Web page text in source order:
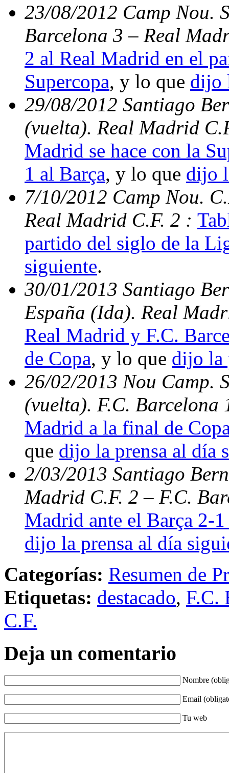
23/08/2012 Camp Nou.
Barcelona 3 – Real
2 al Real Madrid en el
Supercopa, y lo que dijo
29/08/2012 Santiago
(vuelta). Real Madrid
Madrid se hace con la
1 al Barça, y lo que dijo
7/10/2012 Camp Nou.
Real Madrid C.F. 2 :
partido del siglo de la
siguiente.
30/01/2013 Santiago
España (Ida). Real
Real Madrid y F.C.
de Copa, y lo que dijo la
26/02/2013 Nou Camp.
(vuelta). F.C.
Madrid a la final de
que dijo la prensa al día
2/03/2013 Santiago
Madrid C.F. 2 – F.C.
Madrid ante el Barça 2-
dijo la prensa al día
Categorías: Resumen de
Etiquetas: destacado, F.C.
C.F.
Deja un comentario
Nombre
Email
Tu web